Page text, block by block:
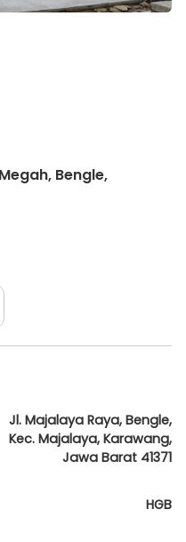
Bengle,
Jl. Majalaya Raya, Bengle,
Kec. Majalaya, Karawang,
Jawa Barat 41371
HGB